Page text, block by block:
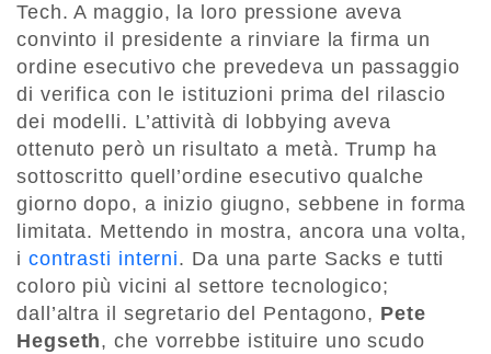
Tech. A maggio, la loro pressione aveva
convinto il presidente a rinviare la firma un
ordine esecutivo che prevedeva un passaggio
di verifica con le istituzioni prima del rilascio
dei modelli. L’attività di lobbying aveva
ottenuto però un risultato a metà. Trump ha
sottoscritto quell’ordine esecutivo qualche
giorno dopo, a inizio giugno, sebbene in forma
limitata. Mettendo in mostra, ancora una volta,
i contrasti interni. Da una parte Sacks e tutti
coloro più vicini al settore tecnologico;
dall’altra il segretario del Pentagono, Pete
Hegseth, che vorrebbe istituire uno scudo